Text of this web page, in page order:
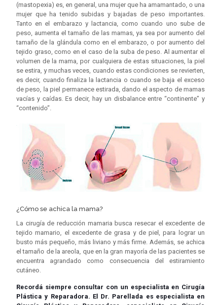
(mastopexia) es, en general, una mujer que ha amamantado, o una
mujer que ha tenido subidas y bajadas de peso importantes.
Tanto en el embarazo y lactancia, como cuando uno sube de
peso, aumenta el tamaño de las mamas, ya sea por aumento del
tamaño de la glándula como en el embarazo, o por aumento del
tejido graso, como en el caso de la suba de peso. Al aumentar el
volumen de la mama, por cualquiera de estas situaciones, la piel
se estira, y muchas veces, cuando estas condiciones se revierten,
es decir, cuando finaliza la lactancia o cuando se baja el exceso
de peso, la piel permanece estirada, dando el aspecto de mamas
vacías y caídas. Es decir, hay un disbalance entre “continente” y
“contenido”.
¿Cómo se achica la mama?
La cirugía de reducción mamaria busca resecar el excedente de
tejido mamario, el excedente de grasa y de piel, para lograr un
busto más pequeño, más liviano y más firme. Además, se achica
el tamaño de la areola, que en la gran mayoría de las pacientes se
encuentra agrandado como consecuencia del estiramiento
cutáneo.
Recordá siempre consultar con un especialista en Cirugía
Plástica y Reparadora. El Dr. Parellada es especialista en